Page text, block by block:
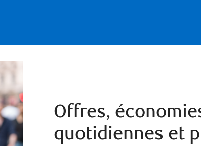
Offres,
quotidiennes et